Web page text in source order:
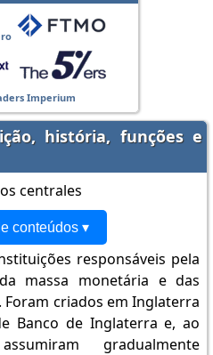
história, funções e
conteúdos ▾
responsáveis pela
massa monetária e das
Foram criados em Inglaterra
Banco de Inglaterra e, ao
gradualmente